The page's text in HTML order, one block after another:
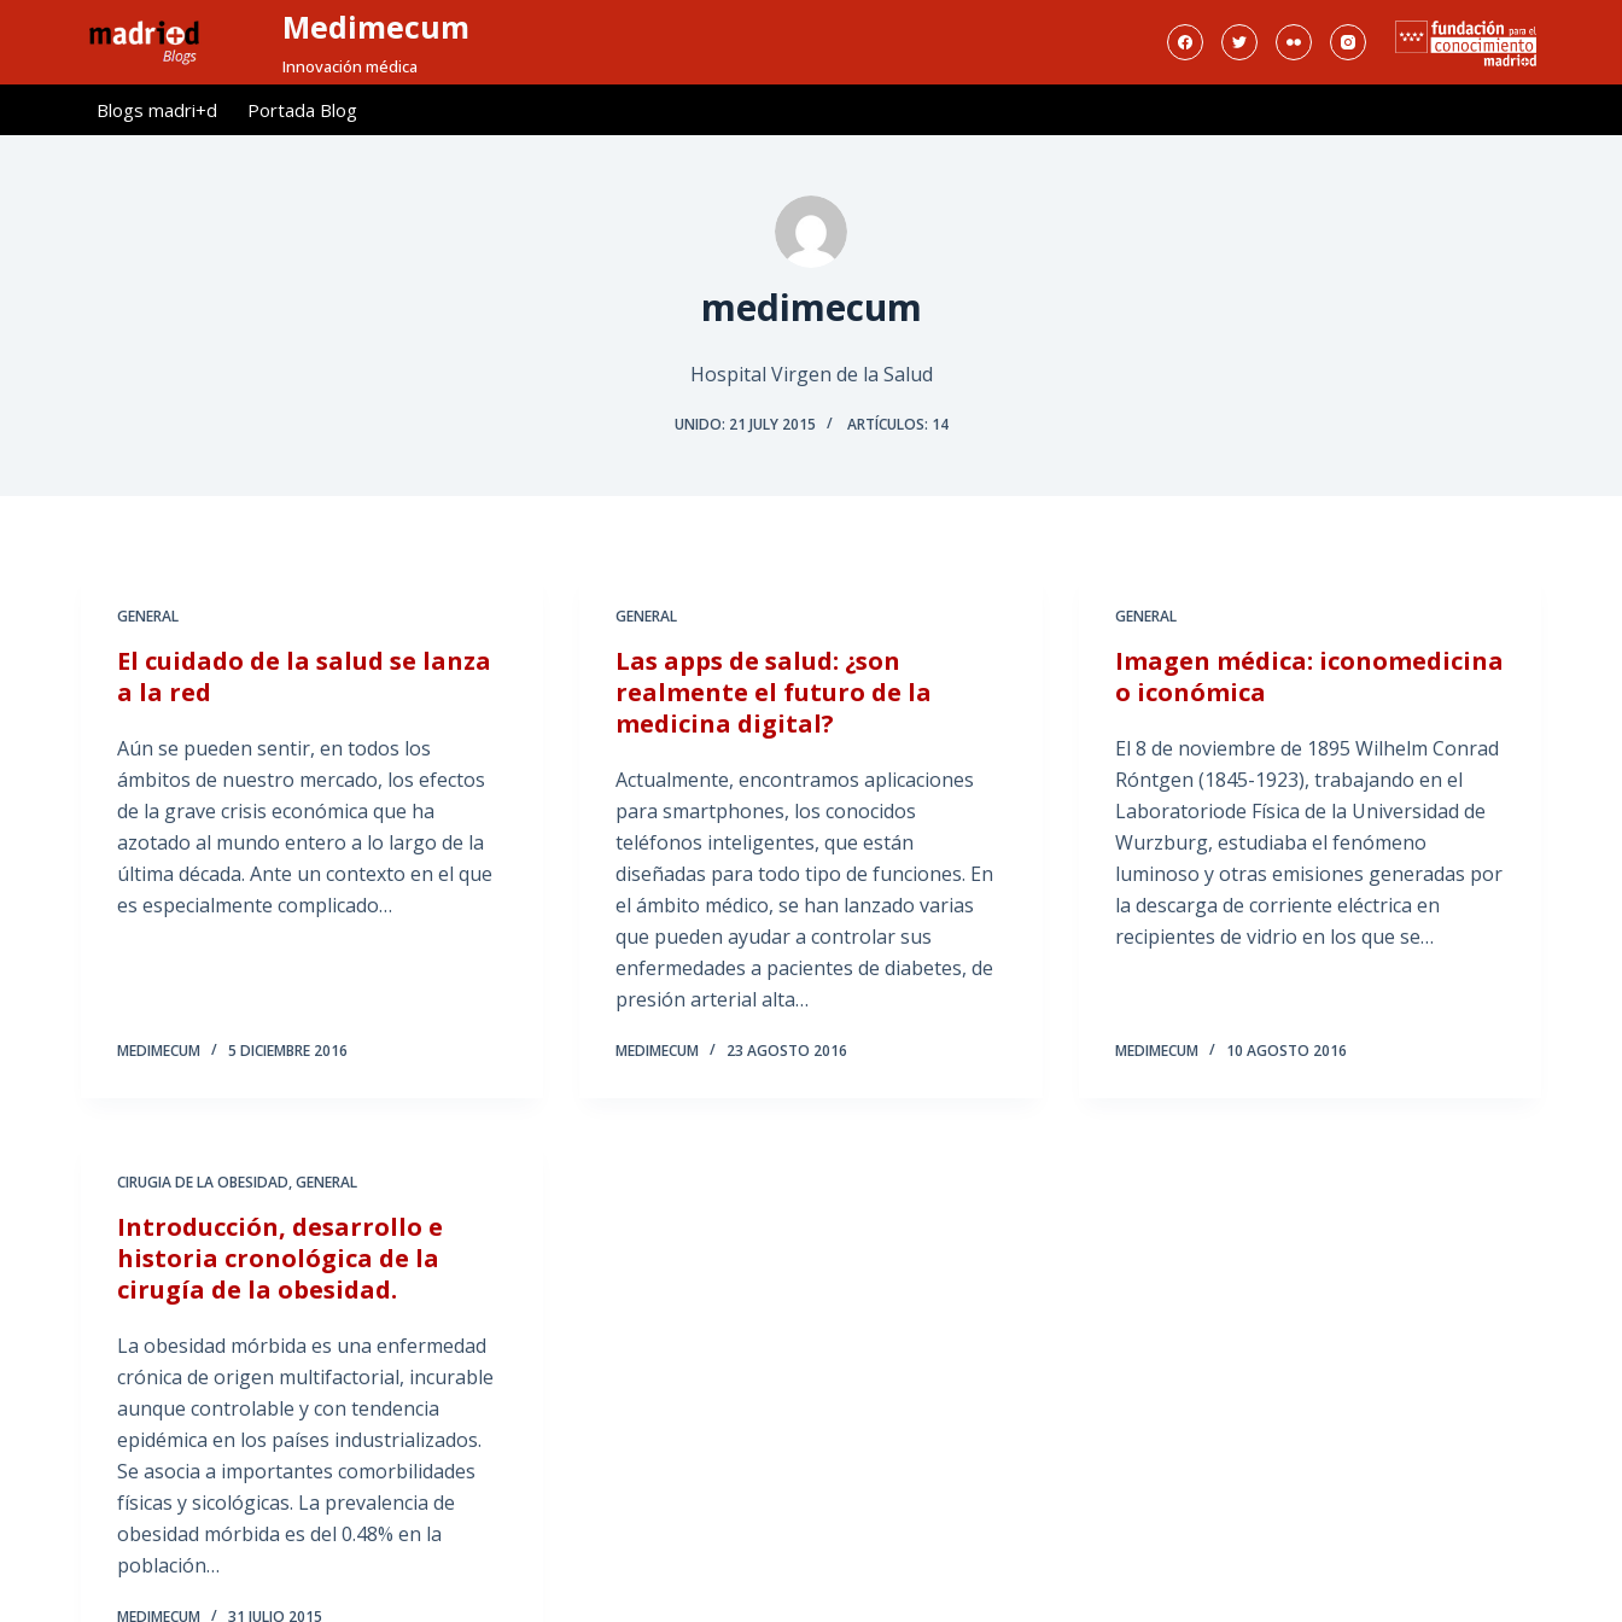
l
Medimecum
Innovación médica
Blogs madri+d Portada Blog
medimecum
Hospital Virgen de la Salud
UNIDO: 21 JULY 2015 ARTÍCULOS: 14
GENERAL
El cuidado de la salud se lanza
a la red
Aún se pueden sentir, en todos los
ámbitos de nuestro mercado, los efectos
de la grave crisis económica que ha
azotado al mundo entero a lo largo de la
última década. Ante un contexto en el que
es especialmente complicado…
MEDIMECUM 5 DICIEMBRE 2016
GENERAL
Las apps de salud: ¿son
realmente el futuro de la
medicina digital?
Actualmente, encontramos aplicaciones
para smartphones, los conocidos
teléfonos inteligentes, que están
diseñadas para todo tipo de funciones. En
el ámbito médico, se han lanzado varias
que pueden ayudar a controlar sus
enfermedades a pacientes de diabetes, de
presión arterial alta…
MEDIMECUM 23 AGOSTO 2016
GENERAL
Imagen médica: iconomedicina
o iconómica
El 8 de noviembre de 1895 Wilhelm Conrad
Róntgen (1845-1923), trabajando en el
Laboratoriode Física de la Universidad de
Wurzburg, estudiaba el fenómeno
luminoso y otras emisiones generadas por
la descarga de corriente eléctrica en
recipientes de vidrio en los que se…
MEDIMECUM 10 AGOSTO 2016
CIRUGIA DE LA OBESIDAD,GENERAL
Introducción, desarrollo e
historia cronológica de la
cirugía de la obesidad.
La obesidad mórbida es una enfermedad
crónica de origen multifactorial, incurable
aunque controlable y con tendencia
epidémica en los países industrializados.
Se asocia a importantes comorbilidades
físicas y sicológicas. La prevalencia de
obesidad mórbida es del 0.48% en la
población…
MEDIMECUM 31 JULIO 2015